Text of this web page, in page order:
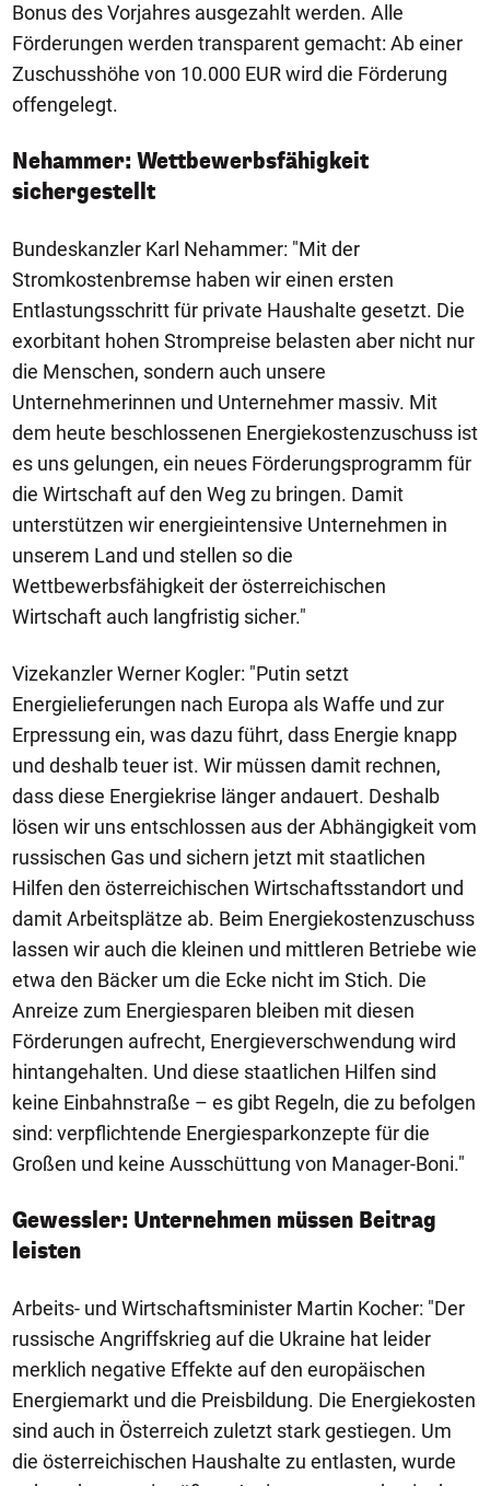
Bonus des Vorjahres ausgezahlt werden. Alle
Förderungen werden transparent gemacht: Ab einer
Zuschusshöhe von 10.000 EUR wird die Förderung
offengelegt.
Nehammer: Wettbewerbsfähigkeit
sichergestellt
Bundeskanzler Karl Nehammer: "Mit der
Stromkostenbremse haben wir einen ersten
Entlastungsschritt für private Haushalte gesetzt. Die
exorbitant hohen Strompreise belasten aber nicht nur
die Menschen, sondern auch unsere
Unternehmerinnen und Unternehmer massiv. Mit
dem heute beschlossenen Energiekostenzuschuss ist
es uns gelungen, ein neues Förderungsprogramm für
die Wirtschaft auf den Weg zu bringen. Damit
unterstützen wir energieintensive Unternehmen in
unserem Land und stellen so die
Wettbewerbsfähigkeit der österreichischen
Wirtschaft auch langfristig sicher."
Vizekanzler Werner Kogler: "Putin setzt
Energielieferungen nach Europa als Waffe und zur
Erpressung ein, was dazu führt, dass Energie knapp
und deshalb teuer ist. Wir müssen damit rechnen,
dass diese Energiekrise länger andauert. Deshalb
lösen wir uns entschlossen aus der Abhängigkeit vom
russischen Gas und sichern jetzt mit staatlichen
Hilfen den österreichischen Wirtschaftsstandort und
damit Arbeitsplätze ab. Beim Energiekostenzuschuss
lassen wir auch die kleinen und mittleren Betriebe wie
etwa den Bäcker um die Ecke nicht im Stich. Die
Anreize zum Energiesparen bleiben mit diesen
Förderungen aufrecht, Energieverschwendung wird
hintangehalten. Und diese staatlichen Hilfen sind
keine Einbahnstraße – es gibt Regeln, die zu befolgen
sind: verpflichtende Energiesparkonzepte für die
Großen und keine Ausschüttung von Manager-Boni."
Gewessler: Unternehmen müssen Beitrag
leisten
Arbeits- und Wirtschaftsminister Martin Kocher: "Der
russische Angriffskrieg auf die Ukraine hat leider
merklich negative Effekte auf den europäischen
Energiemarkt und die Preisbildung. Die Energiekosten
sind auch in Österreich zuletzt stark gestiegen. Um
die österreichischen Haushalte zu entlasten, wurde